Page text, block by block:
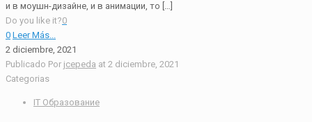
и в моушн-дизайне, и в анимации, то […]
Do you like it?0
0 Leer Más...
2 diciembre, 2021
Publicado Por jcepeda at 2 diciembre, 2021
Categorias
IT Образование